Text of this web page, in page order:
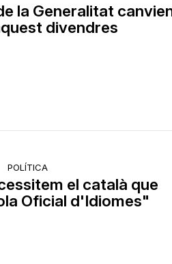
la Generalitat
divendres
POLÍTICA
el català que
Oficial d'Idiomes"